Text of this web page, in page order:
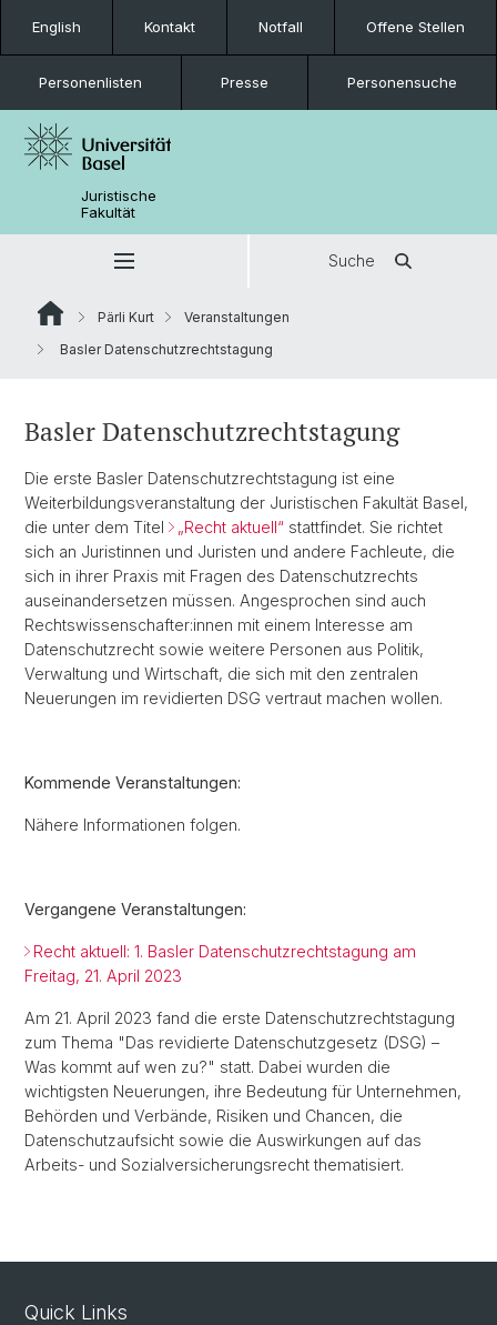
English Kontakt Notfall Offene Stellen
Personenlisten Presse Personensuche
Juristische
Fakultät
Suche
Pärli Kurt
Veranstaltungen
Basler Datenschutzrechtstagung
Basler Datenschutzrechtstagung
Die erste Basler Datenschutzrechtstagung ist eine
Weiterbildungsveranstaltung der Juristischen Fakultät Basel,
die unter dem Titel
„Recht aktuell“ stattfindet. Sie richtet
sich an Juristinnen und Juristen und andere Fachleute, die
sich in ihrer Praxis mit Fragen des Datenschutzrechts
auseinandersetzen müssen. Angesprochen sind auch
Rechtswissenschafter:innen mit einem Interesse am
Datenschutzrecht sowie weitere Personen aus Politik,
Verwaltung und Wirtschaft, die sich mit den zentralen
Neuerungen im revidierten DSG vertraut machen wollen.
Kommende Veranstaltungen:
Nähere Informationen folgen.
Vergangene Veranstaltungen:
Recht aktuell: 1. Basler Datenschutzrechtstagung am
Freitag, 21. April 2023
Am 21. April 2023 fand die erste Datenschutzrechtstagung
zum Thema "Das revidierte Datenschutzgesetz (DSG) –
Was kommt auf wen zu?" statt. Dabei wurden die
wichtigsten Neuerungen, ihre Bedeutung für Unternehmen,
Behörden und Verbände, Risiken und Chancen, die
Datenschutzaufsicht sowie die Auswirkungen auf das
Arbeits- und Sozialversicherungsrecht thematisiert.
Quick Links